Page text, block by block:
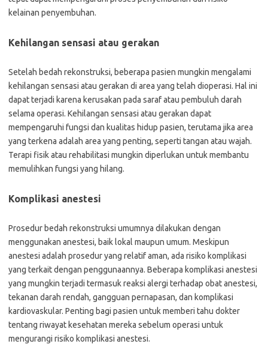
kelainan penyembuhan.
Kehilangan sensasi atau gerakan
Setelah bedah rekonstruksi, beberapa pasien mungkin mengalami
kehilangan sensasi atau gerakan di area yang telah dioperasi. Hal ini
dapat terjadi karena kerusakan pada saraf atau pembuluh darah
selama operasi. Kehilangan sensasi atau gerakan dapat
mempengaruhi fungsi dan kualitas hidup pasien, terutama jika area
yang terkena adalah area yang penting, seperti tangan atau wajah.
Terapi fisik atau rehabilitasi mungkin diperlukan untuk membantu
memulihkan fungsi yang hilang.
Komplikasi anestesi
Prosedur bedah rekonstruksi umumnya dilakukan dengan
menggunakan anestesi, baik lokal maupun umum. Meskipun
anestesi adalah prosedur yang relatif aman, ada risiko komplikasi
yang terkait dengan penggunaannya. Beberapa komplikasi anestesi
yang mungkin terjadi termasuk reaksi alergi terhadap obat anestesi,
tekanan darah rendah, gangguan pernapasan, dan komplikasi
kardiovaskular. Penting bagi pasien untuk memberi tahu dokter
tentang riwayat kesehatan mereka sebelum operasi untuk
mengurangi risiko komplikasi anestesi.